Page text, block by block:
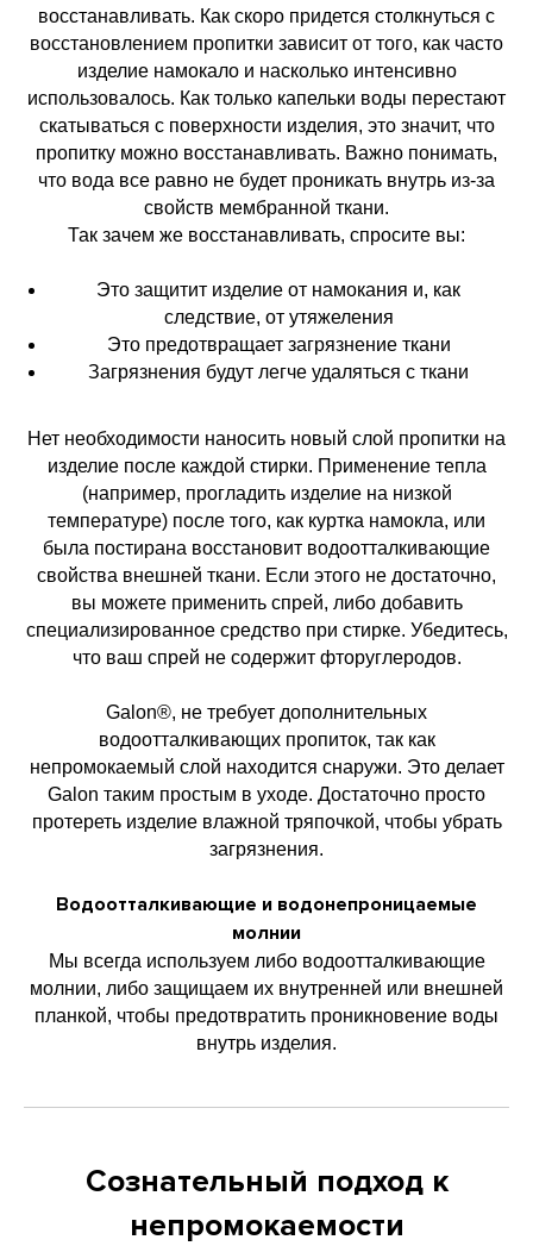
восстанавливать. Как скоро придется столкнуться с
восстановлением пропитки зависит от того, как часто
изделие намокало и насколько интенсивно
использовалось. Как только капельки воды перестают
скатываться с поверхности изделия, это значит, что
пропитку можно восстанавливать. Важно понимать,
что вода все равно не будет проникать внутрь из-за
свойств мембранной ткани.
Так зачем же восстанавливать, спросите вы:
Это защитит изделие от намокания и, как
следствие, от утяжеления
Это предотвращает загрязнение ткани
Загрязнения будут легче удаляться с ткани
Нет необходимости наносить новый слой пропитки на
изделие после каждой стирки. Применение тепла
(например, прогладить изделие на низкой
температуре) после того, как куртка намокла, или
была постирана восстановит водоотталкивающие
свойства внешней ткани. Если этого не достаточно,
вы можете применить спрей, либо добавить
специализированное средство при стирке. Убедитесь,
что ваш спрей не содержит фторуглеродов.
Galon®, не требует дополнительных
водоотталкивающих пропиток, так как
непромокаемый слой находится снаружи. Это делает
Galon таким простым в уходе. Достаточно просто
протереть изделие влажной тряпочкой, чтобы убрать
загрязнения.
Водоотталкивающие и водонепроницаемые
молнии
Мы всегда используем либо водоотталкивающие
молнии, либо защищаем их внутренней или внешней
планкой, чтобы предотвратить проникновение воды
внутрь изделия.
Сознательный подход к
непромокаемости